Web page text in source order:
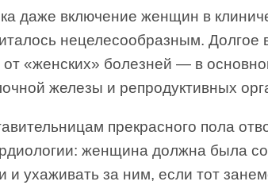
даже включение женщин в
нецелесообразным. Долгое
от «женских» болезней — в
железы и репродуктивных
прекрасного пола
женщина должна была
и ухаживать за ним, если тот